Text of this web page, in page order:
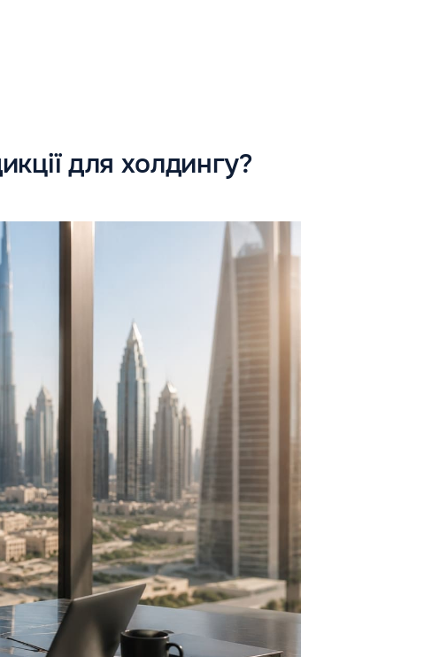
для холдингу?